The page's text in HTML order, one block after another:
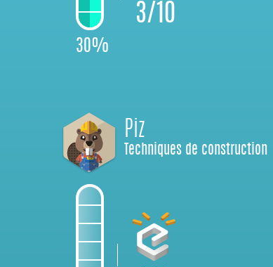
30%
3/10
Piz
Techniques de construction